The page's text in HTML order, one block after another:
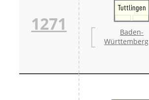
1271
Tuttlingen
Baden-
Württemberg